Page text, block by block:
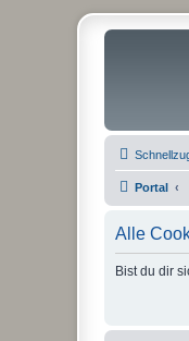
Portal
Alle
Bist du dir